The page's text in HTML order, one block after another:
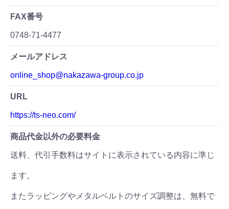
FAX番号
0748-71-4477
メールアドレス
online_shop@nakazawa-group.co.jp
URL
https://ts-neo.com/
商品代金以外の必要料金
送料、代引手数料はサイトに表示されている内容に準じ
ます。
またラッピングやメタルベルトのサイズ調整は、無料で